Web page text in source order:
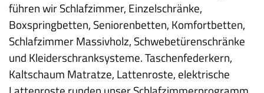
führen wir Schlafzimmer, Einzelschränke,
Boxspringbetten, Seniorenbetten, Komfortbetten,
Schlafzimmer Massivholz, Schwebetürenschränke
und Kleiderschranksysteme. Taschenfederkern,
Kaltschaum Matratze, Lattenroste, elektrische